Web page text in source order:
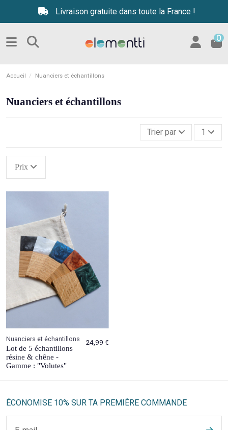
Livraison gratuite dans toute la France !
0
Accueil Nuanciers et échantillons
Nuanciers et échantillons
Trier par 1
Prix
Nuanciers et échantillons
Lot de 5 échantillons
résine & chêne -
Gamme : "Volutes"
24,99 €
ÉCONOMISE 10% SUR TA PREMIÈRE COMMANDE